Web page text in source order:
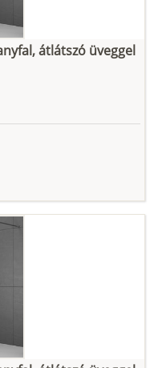
átlátszó üveggel